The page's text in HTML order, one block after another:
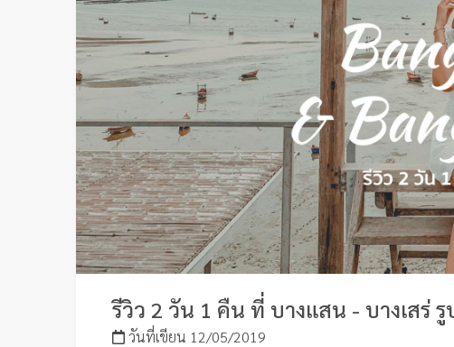
รีวิว 2 วัน 1 คืน ที่ บางแสน - บางเสร่ รู
วันที่เขียน 12/05/2019